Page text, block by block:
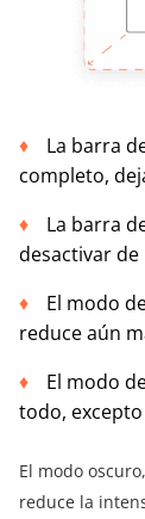
La barra
completo,
La barra
desactivar
El modo
reduce aún
El modo
todo,
El modo
reduce la